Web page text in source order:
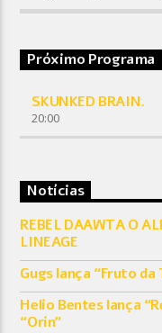
Próximo Programa
SKUNKED BRAIN.
20:00
Notícias
REBEL DAAWTA O
LINEAGE
Gugs lança “Fruto
Helio Bentes lança
“Orin”